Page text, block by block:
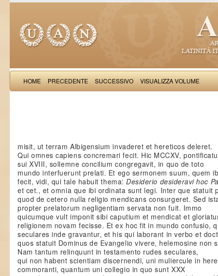
HOME PRECEDENTE SUCCESSIVO VISUALIZZA VOLUME
misit, ut terram Albigensium invaderet et hereticos deleret.
Qui omnes capiens concremari fecit. Hic MCCXV,
sui XVIII, sollemne concilium congregavit, in quo de toto
mundo interfuerunt prelati. Et ego sermonem suum, quem
fecit, vidi, qui tale habuit thema:Desiderio desideravi hoc
et cet., et omnia que ibi ordinata sunt legi. Inter que statuit
quod de cetero nulla religio mendicans consurgeret. Sed
propter prelatorum negligentiam servata non fuit. Immo
quicumque vult imponit sibi caputium et mendicat et
religionem novam fecisse. Et ex hoc fit in mundo confusio,
seculares inde gravantur, et his qui laborant in verbo et
quos statuit Dominus de Evangelio vivere, helemosine non
Nam tantum relinquunt in testamento rudes seculares,
qui non habent scientiam discernendi, uni muliercule in
commoranti, quantum uni collegio in quo sunt XXX